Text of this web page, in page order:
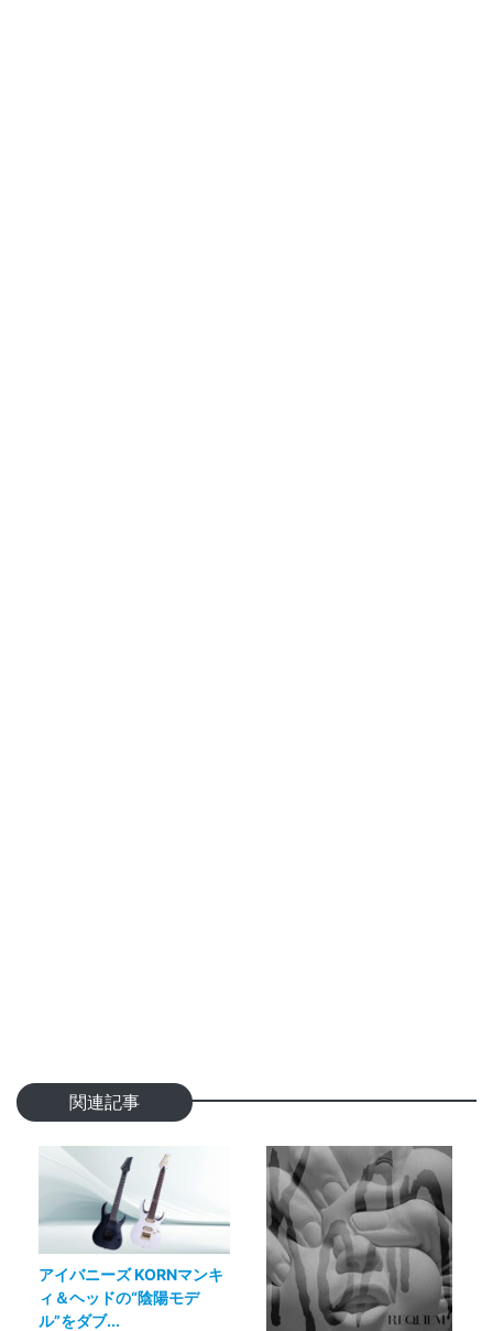
関連記事
アイバニーズ KORNマンキ
ィ＆ヘッドの“陰陽モデ
ル”をダブ...